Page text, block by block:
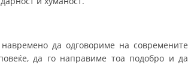
ХУМАНИТАРНА ДЕЈНОСТ
да одговориме на современите
да го направиме тоа подобро и да